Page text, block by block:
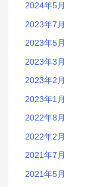
2024年5月
2023年7月
2023年5月
2023年3月
2023年2月
2023年1月
2022年8月
2022年2月
2021年7月
2021年5月